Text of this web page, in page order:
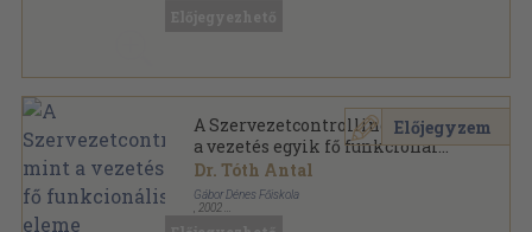
A Szervezetcontrolling, mint
a vezetés egyik fő funkcionális
eleme
Dr. Tóth Antal
Gábor Dénes Főiskola
2002
Előjegyzem